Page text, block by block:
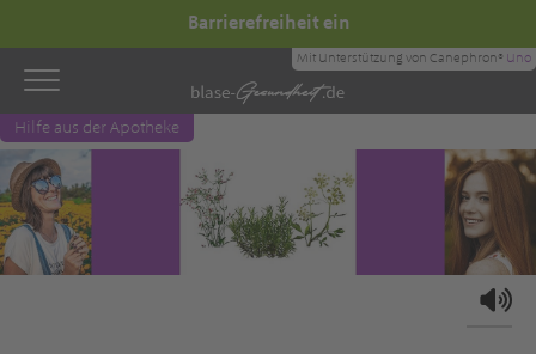
Barrierefreiheit ein
Hilfe aus der Apotheke
Mit Unterstützung von Canephron® Uno